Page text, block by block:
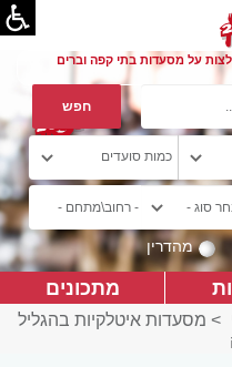
על מסעדות בתי קפה וברים
מהדרין
מתכונים
> מסעדות איטלקיות בהגליל